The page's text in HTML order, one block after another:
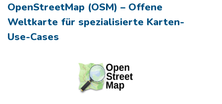
OpenStreetMap (OSM) – Offene
Weltkarte für spezialisierte Karten-
Use-Cases